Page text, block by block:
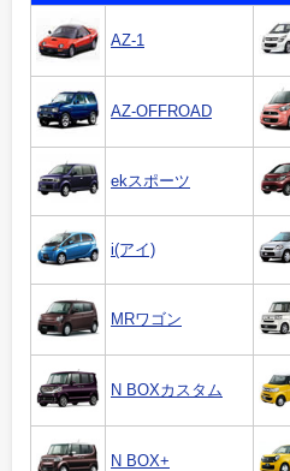
AZ-1
AZ-OFFROAD
ekスポーツ
i(アイ)
MRワゴン
N BOXカスタム
N BOX+